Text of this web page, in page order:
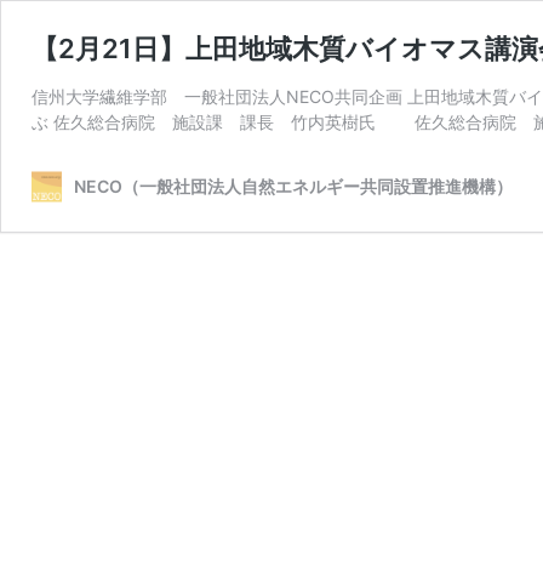
【2月21日】上田地域木質バイオマス講
信州大学繊維学部 一般社団法人NECO共同企画 上田地域木質バ
ぶ 佐久総合病院 施設課 課長 竹内英樹氏 佐久総合病
NECO（一般社団法人自然エネルギー共同設置推進機構）